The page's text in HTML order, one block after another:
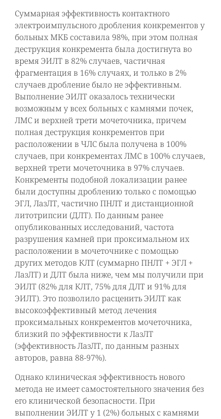
Суммарная эффективность контактного
электроимпульсного дробления конкрементов у
больных МКБ составила 98%, при этом полная
деструкция конкремента была достигнута во
время ЭИЛТ в 82% случаев, частичная
фрагментация в 16% случаях, и только в 2%
случаев дробление было не эффективным.
Выполнение ЭИЛТ оказалось технически
возможным у всех больных с камнями почек,
ЛМС и верхней трети мочеточника, причем
полная деструкция конкрементов при
расположении в ЧЛС была получена в 100%
случаев, при конкрементах ЛМС в 100% случаев,
верхней трети мочеточника в 97% случаев.
Конкременты подобной локализации ранее
были доступны дроблению только с помощью
ЭГЛ, ЛазЛТ, частично ПНЛТ и дистанционной
литотрипсии (ДЛТ). По данным ранее
опубликованных исследований, частота
разрушения камней при проксимальном их
расположении в мочеточнике с помощью
других методов КЛТ (суммарно ПНЛТ + ЭГЛ +
ЛазЛТ) и ДЛТ была ниже, чем мы получили при
ЭИЛТ (82% для КЛТ, 75% для ДЛТ и 91% для
ЭИЛТ). Это позволило расценить ЭИЛТ как
высокоэффективный метод лечения
проксимальных конкрементов мочеточника,
близкий по эффективности к ЛазЛТ
(эффективность ЛазЛТ, по данным разных
авторов, равна 88-97%).
Однако клиническая эффективность нового
метода не имеет самостоятельного значения без
его клинической безопасности. При
выполнении ЭИЛТ у 1 (2%) больных с камнями